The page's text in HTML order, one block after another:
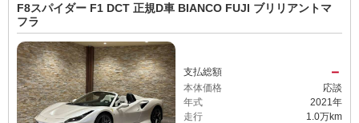
F8スパイダー F1 DCT 正規D車 BIANCO FUJI ブリリアントマ
フラ
支払総額 －
本体価格
応談
年式
2021年
走行
1.0万km